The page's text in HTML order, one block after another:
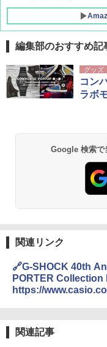
力
￥
地
￥
[キ
プ
ッ
ッ
ト
人
ー
易
テ
コ
-
レ
￥
￥
編集部のおすすめ記
グッズ
コン
ラボ
Google 検索で
関連リンク
🔗G-SHOCK 40th
PORTER Collection
https://
関連記事